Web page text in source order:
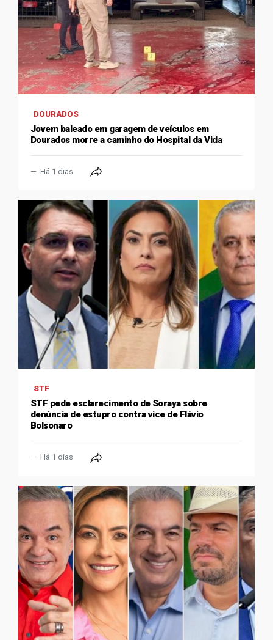
DOURADOS
Jovem baleado em garagem de veículos em
Dourados morre a caminho do Hospital da Vida
Há 1 dias
STF
STF pede esclarecimento de Soraya sobre
denúncia de estupro contra vice de Flávio
Bolsonaro
Há 1 dias